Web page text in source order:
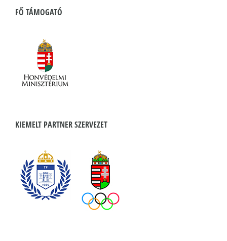
FŐ TÁMOGATÓ
KIEMELT PARTNER SZERVEZET